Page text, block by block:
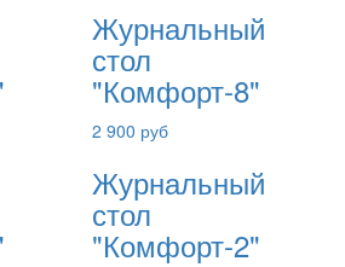
Журнальный
стол
"Комфорт-8"
2 900 руб
Журнальный
стол
"Комфорт-2"